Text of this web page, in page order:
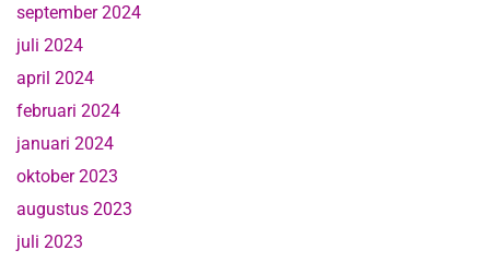
september 2024
juli 2024
april 2024
februari 2024
januari 2024
oktober 2023
augustus 2023
juli 2023